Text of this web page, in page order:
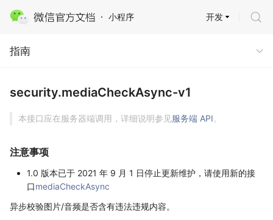
小程序
指南
开发
指南
security.mediaCheckAsync-v1
本接口应在服务器端调用，详细说明参见服务端 API。
注意事项
1.0 版本已于 2021 年 9 月 1 日停止更新维护，请使用新的接
口mediaCheckAsync
异步校验图片/音频是否含有违法违规内容。